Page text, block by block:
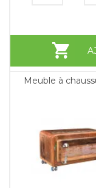
Meuble à